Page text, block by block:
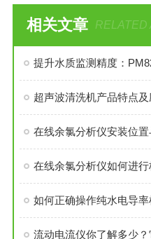
相关文章 RELATED
提升水质监测精度：
超声波清洗机产品特点
在线余氯分析仪安装位
在线余氯分析仪如何进
如何正确操作纯水电导
流动电流仪你了解多少